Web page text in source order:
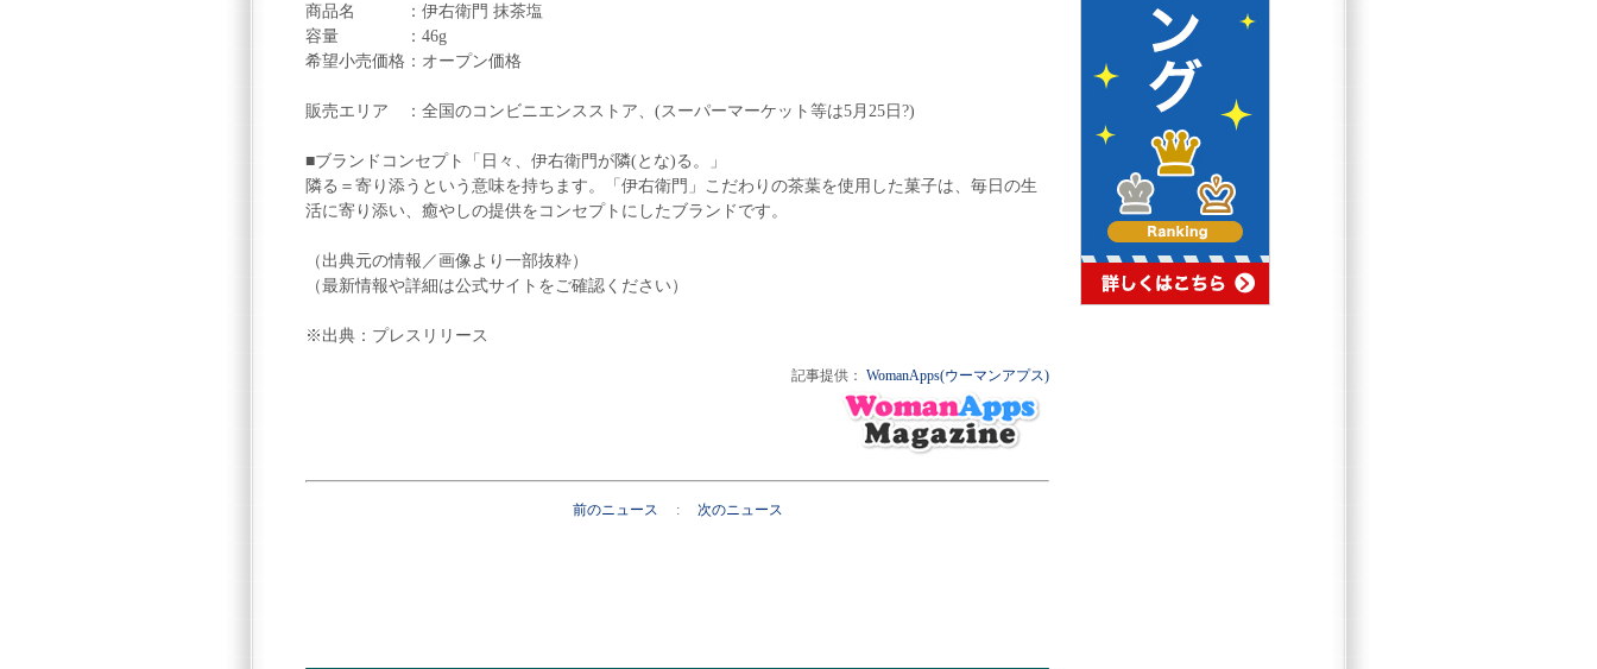
商品名 ：伊右衛門 抹茶塩
容量 ：46g
希望小売価格：オープン価格
販売エリア ：全国のコンビニエンスストア、(スーパーマーケット等は5月25日?)
■ブランドコンセプト「日々、伊右衛門が隣(とな)る。」
隣る＝寄り添うという意味を持ちます。「伊右衛門」こだわりの茶葉を使用した菓子は、毎日の生
活に寄り添い、癒やしの提供をコンセプトにしたブランドです。
（出典元の情報／画像より一部抜粋）
（最新情報や詳細は公式サイトをご確認ください）
※出典：プレスリリース
記事提供： WomanApps(ウーマンアプス)
前のニュース : 次のニュース